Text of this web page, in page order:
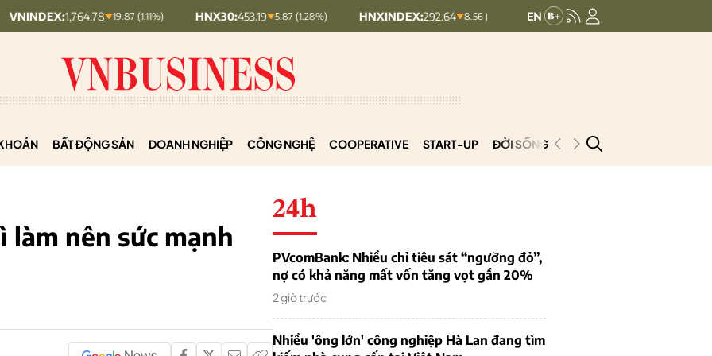
1,764.78 19.87 (1.11%) HNX30: 5.87 (1.28%) HNXINDEX: 292.64 8.56 (2.84%) UPCOMINDEX:127.17
BẤT ĐỘNG SẢN DOANH NGHIỆP CÔNG NGHỆ COOPERATIVE START-UP ĐỜI SỐNG PODCAST
làm nên sức mạnh
24h
PVcomBank: Nhiều chỉ tiêu sát “ngưỡng đỏ”,
nợ có khả năng mất vốn tăng vọt gần 20%
2 giờ trước
Nhiều 'ông lớn' công nghiệp Hà Lan đang tìm